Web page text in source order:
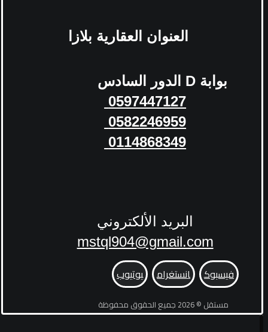
العنوان العقارية بلازا
بوابةD الدور السادس
0597447127
0582246959
0114868349
البريد الألكتروني
mstql904@gmail.com
فيسبوك انستغرام يوتيوب
مستقل © 2026 جميع الحقوق محفوظة